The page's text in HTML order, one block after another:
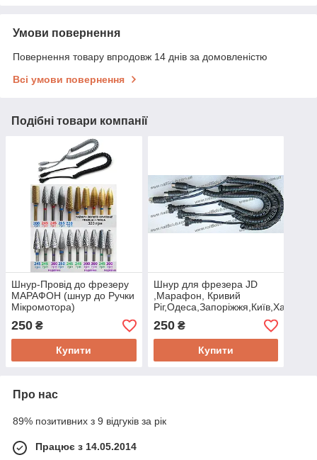
Умови повернення
Повернення товару впродовж 14 днів за домовленістю
Всі умови повернення
Подібні товари компанії
Шнур-Провід до фрезеру
МАРАФОН (шнур до Ручки
Мікромотора)
250 ₴
Купити
Шнур для фрезера JD
,Марафон, Кривий
Ріг,Одеса,Запоріжжя,Київ,Харків
250₴
Купити
Про нас
89% позитивних з 9 відгуків за рік
Працює з 14.05.2014